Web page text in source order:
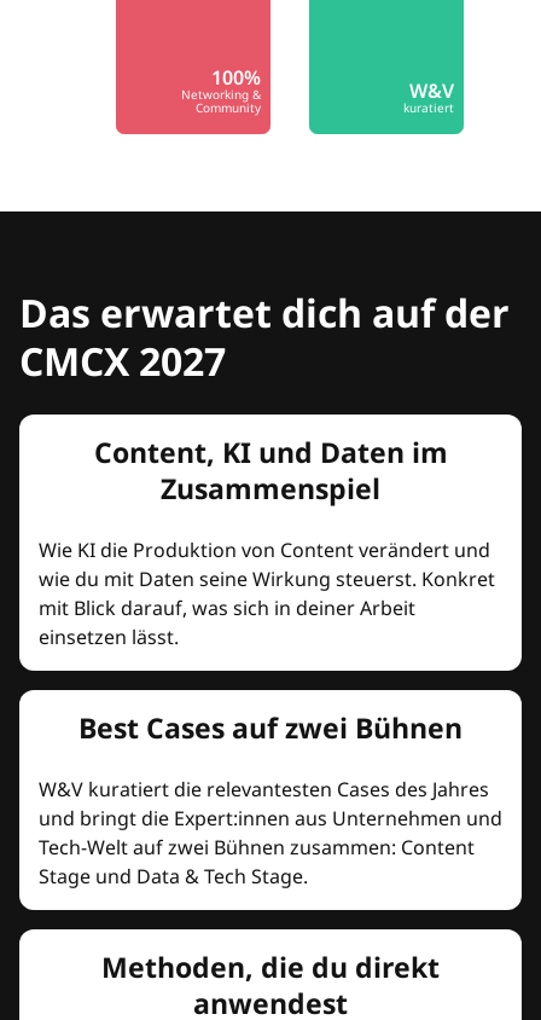
100%
Networking &
Community
W&V
kuratiert
Das erwartet dich auf der
CMCX 2027
Content, KI und Daten im
Zusammenspiel
Wie KI die Produktion von Content verändert und
wie du mit Daten seine Wirkung steuerst. Konkret
mit Blick darauf, was sich in deiner Arbeit
einsetzen lässt.
Best Cases auf zwei Bühnen
W&V kuratiert die relevantesten Cases des Jahres
und bringt die Expert:innen aus Unternehmen und
Tech-Welt auf zwei Bühnen zusammen: Content
Stage und Data & Tech Stage.
Methoden, die du direkt
anwendest